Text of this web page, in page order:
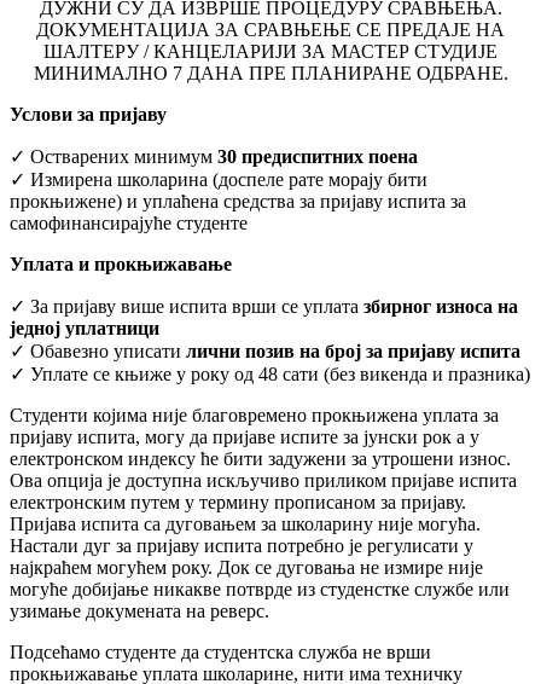
ДУЖНИ СУ ДА ИЗВРШЕ ПРОЦЕДУРУ СРАВЊЕЊА.
ДОКУМЕНТАЦИЈА ЗА СРАВЊЕЊЕ СЕ ПРЕДАЈЕ НА
ШАЛТЕРУ / КАНЦЕЛАРИЈИ ЗА МАСТЕР СТУДИЈЕ
МИНИМАЛНО 7 ДАНА ПРЕ ПЛАНИРАНЕ ОДБРАНЕ.
Услови за пријаву
✓ Остварених минимум 30 предиспитних поена
✓ Измирена школарина (доспеле рате морају бити
прокњижене) и уплаћена средства за пријаву испита за
самофинансирајуће студенте
Уплата и прокњижавање
✓ За пријаву више испита врши се уплата збирног износа на
једној уплатници
✓ Обавезно уписати лични позив на број за пријаву испита
✓ Уплате се књиже у року од 48 сати (без викенда и празника)
Студенти којима није благовремено прокњижена уплата за
пријаву испита, могу да пријаве испите за јунски рок а у
електронском индексу ће бити задужени за утрошени износ.
Ова опција је доступна искључиво приликом пријаве испита
електронским путем у термину прописаном за пријаву.
Пријава испита са дуговањем за школарину није могућа.
Настали дуг за пријаву испита потребно је регулисати у
најкраћем могућем року. Док се дуговања не измире није
могуће добијање никакве потврде из студенстке службе или
узимање докумената на реверс.
Подсећамо студенте да студентска служба не врши
прокњижавање уплата школарине, нити има техничку